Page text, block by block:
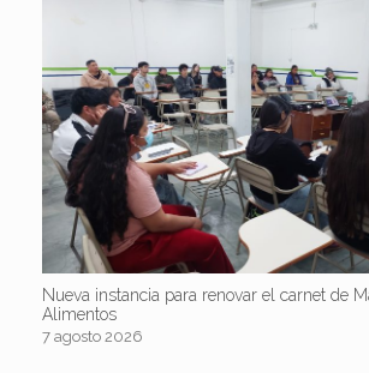
Nueva instancia para renovar el carnet de
Alimentos
7 agosto 2026